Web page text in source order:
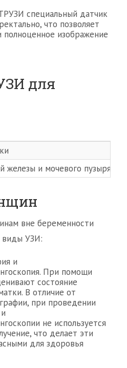
специальный датчик
что позволяет
полноценное изображение
для
железы и мочевого пузыря
вне беременности
виды УЗИ:
и
При помощи
состояние
В отличие от
при проведении
не используется
что делает эти
для здоровья